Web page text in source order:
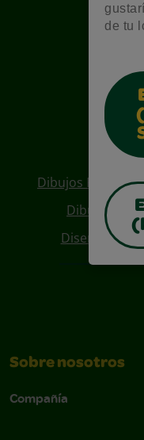
de tu
Dibujos Para
Dibujos De
Diseños
Sobre nosotros
Compañía